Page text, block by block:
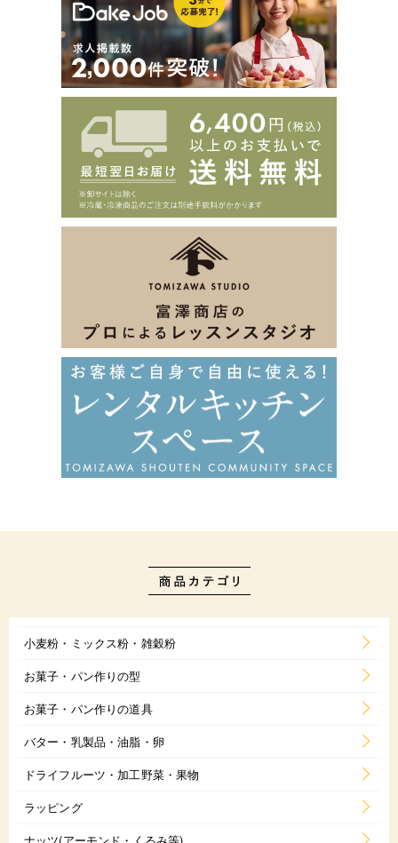
小麦粉・ミックス粉・雑穀粉
お菓子・パン作りの型
お菓子・パン作りの道具
バター・乳製品・油脂・卵
ドライフルーツ・加工野菜・果物
ラッピング